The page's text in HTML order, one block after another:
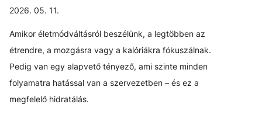
2026. 05. 11.
Amikor életmódváltásról beszélünk, a legtöbben az
étrendre, a mozgásra vagy a kalóriákra fókuszálnak.
Pedig van egy alapvető tényező, ami szinte minden
folyamatra hatással van a szervezetben – és ez a
megfelelő hidratálás.